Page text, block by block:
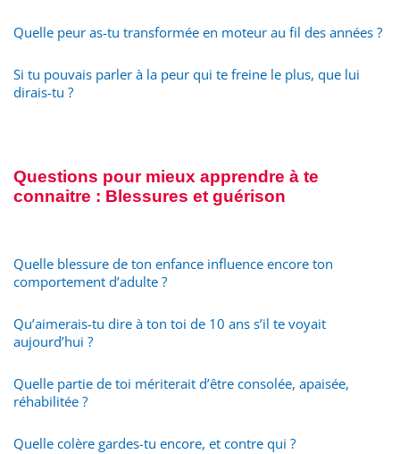
Quelle peur as-tu transformée en moteur au fil des années ?
Si tu pouvais parler à la peur qui te freine le plus, que lui
dirais-tu ?
Questions pour mieux apprendre à te
connaitre : Blessures et guérison
Quelle blessure de ton enfance influence encore ton
comportement d’adulte ?
Qu’aimerais-tu dire à ton toi de 10 ans s’il te voyait
aujourd’hui ?
Quelle partie de toi mériterait d’être consolée, apaisée,
réhabilitée ?
Quelle colère gardes-tu encore, et contre qui ?